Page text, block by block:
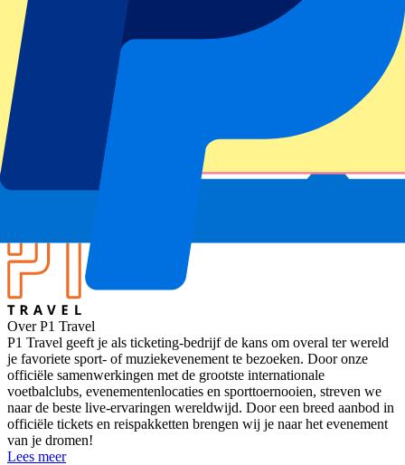
Eventinformatie
Over Liverpool vs Real Madrid
Competitie
Champions League 2025-2026
Wedstrijd
Liverpool vs Real Madrid
Over P1 Travel
P1 Travel geeft je als ticketing-bedrijf de kans om overal ter wereld
je favoriete sport- of muziekevenement te bezoeken. Door onze
officiële samenwerkingen met de grootste internationale
voetbalclubs, evenementenlocaties en sporttoernooien, streven we
naar de beste live-ervaringen wereldwijd. Door een breed aanbod in
officiële tickets en reispakketten brengen wij je naar het evenement
van je dromen!
Lees meer